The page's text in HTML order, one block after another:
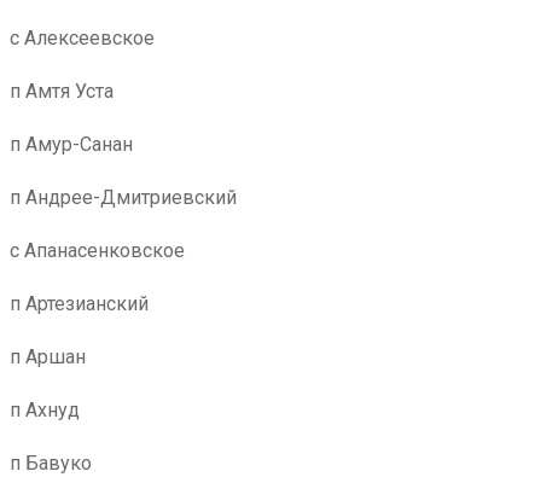
с Алексеевское
п Амтя Уста
п Амур-Санан
п Андрее-Дмитриевский
с Апанасенковское
п Артезианский
п Аршан
п Ахнуд
п Бавуко